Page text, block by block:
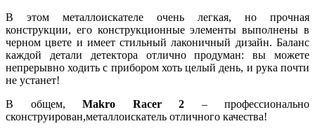
В этом металлоискателе очень легкая, но прочная
конструкции, его конструкционные элементы выполнены в
черном цвете и имеет стильный лаконичный дизайн. Баланс
каждой детали детектора отлично продуман: вы можете
непрерывно ходить с прибором хоть целый день, и рука почти
не устанет!
В общем, Makro Racer 2 – профессионально
сконструирован,металлоискатель отличного качества!